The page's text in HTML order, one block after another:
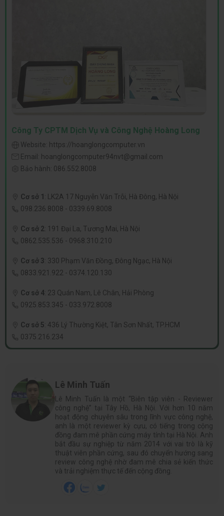
Công Ty CPTM Dịch Vụ và Công Nghệ Hoàng Long
Website: https://hoanglongcomputer.vn
Email: hoanglongcomputer94nvt@gmail.com
Bảo hành: 086.552.8008
Cơ sở 1 :
LK2A 17 Nguyễn Văn Trỗi, Hà Đông, Hà Nội
098.236.8008 - 0339.69.8008
Cơ sở 2: 191 Đại La, Tương Mai, Hà Nội
0862.535.536 - 0968.310.210
Cơ sở 3: 330 Phạm Văn Đồng, Đông Ngạc, Hà Nội
0833.921.922 - 0374.120.130
Cơ sở 4: 23 Quán Nam, Lê Chân, Hải Phòng
0925.853.345 - 033.972.8008
Cơ sở 5: 436 Lý Thường Kiệt, Tân Sơn Nhất, TP.HCM
0375.216.234
Lê Minh Tuấn
Lê Minh Tuấn là một “Biên tập viên - Reviewer
công nghệ” tại Tây Hồ, Hà Nội. Với hơn 10 năm
hoạt động chuyên sâu trong lĩnh vực công nghệ,
anh là một reviewer kỳ cựu, có tiếng trong cộng
đồng đam mê phần cứng máy tính tại Hà Nội. Anh
bắt đầu sự nghiệp từ năm 2014 với vai trò là kỹ
thuật viên phần cứng, sau đó chuyển hướng sang
review công nghệ nhờ đam mê chia sẻ kiến thức
và trải nghiệm thực tế đến cộng đồng.